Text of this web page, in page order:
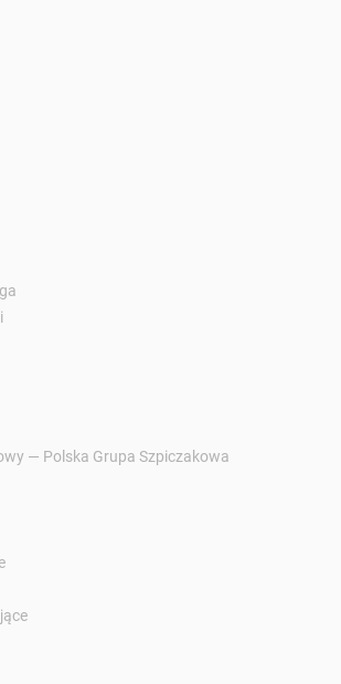
— Polska Grupa Szpiczakowa